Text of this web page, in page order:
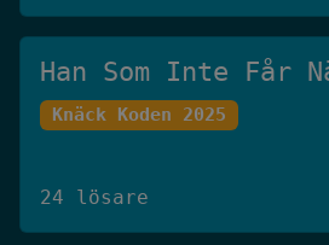
Han Som Inte Får
Knäck Koden 2025
24 lösare